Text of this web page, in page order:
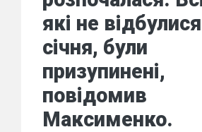
які не
січня, були
призупинені,
повідомив
Максименко.